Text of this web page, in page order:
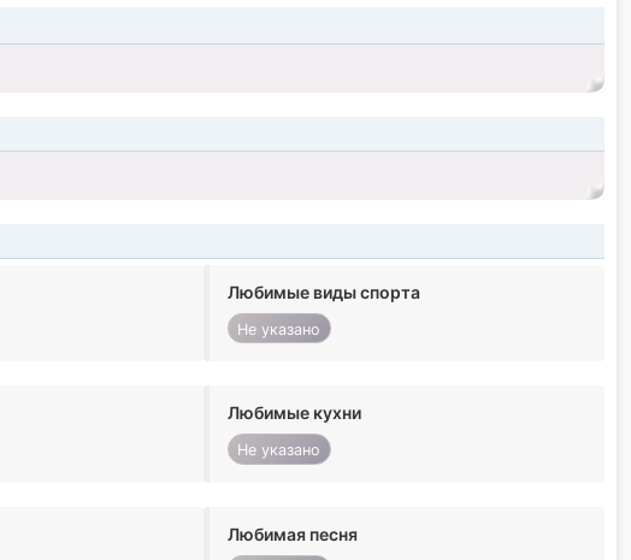
Любимые виды спорта
Не указано
Любимые кухни
Не указано
Любимая песня